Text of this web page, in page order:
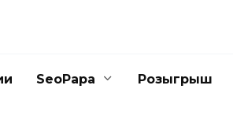
SeoPapa Розыгрыш